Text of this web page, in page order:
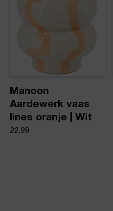
Manoon
Aardewerk vaas
lines oranje | Wit
22,99